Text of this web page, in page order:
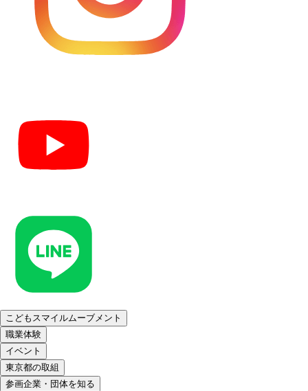
こどもスマイルムーブメント
職業体験
イベント
東京都の取組
参画企業・団体を知る